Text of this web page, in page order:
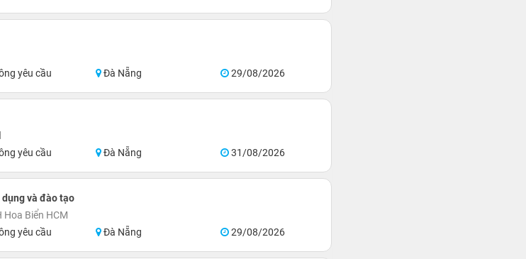
yêu cầu Đà Nẵng 29/08/2026
yêu cầu Đà Nẵng 31/08/2026
và đào tạo
Hoa Biển HCM
yêu cầu Đà Nẵng 29/08/2026